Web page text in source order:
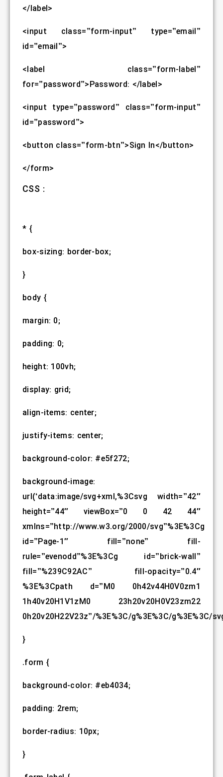
</label>
<input class=”form-input” type=”email”
id=”email”>
<label class=”form-label”
for=”password”>Password: </label>
<input type=”password” class=”form-input”
id=”password”>
<button class=”form-btn”>Sign In</button>
</form>
CSS :
* {
box-sizing: border-box;
}
body {
margin: 0;
padding: 0;
height: 100vh;
display: grid;
align-items: center;
justify-items: center;
background-color: #e5f272;
background-image:
url(‘data:image/svg+xml,%3Csvg width=”42″
height=”44″ viewBox=”0 0 42 44″
xmlns=”http://www.w3.org/2000/svg”%3E%3Cg
id=”Page-1″ fill=”none” fill-
rule=”evenodd”%3E%3Cg id=”brick-wall”
fill=”%239C92AC” fill-opacity=”0.4″
%3E%3Cpath d=”M0 0h42v44H0V0zm1
1h40v20H1V1zM0 23h20v20H0V23zm22
0h20v20H22V23z”/%3E%3C/g%3E%3C/g%3E%3C/
}
.form {
background-color: #eb4034;
padding: 2rem;
border-radius: 10px;
}